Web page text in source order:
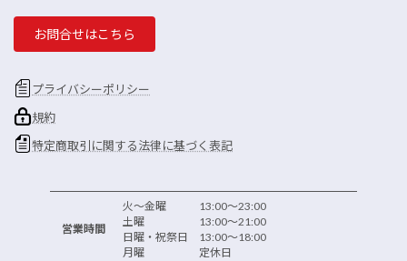
お問合せはこちら
プライバシーポリシー
規約
特定商取引に関する法律に基づく表記
営業時間
火～金曜 13:00～23:00
土曜 13:00～21:00
日曜・祝祭日 13:00～18:00
月曜 定休日